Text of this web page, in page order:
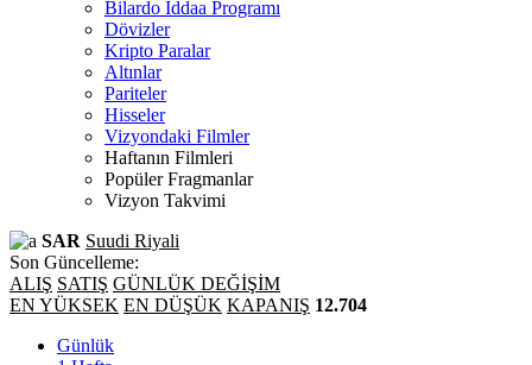
Bilardo İddaa Programı
Dövizler
Kripto Paralar
Altınlar
Pariteler
Hisseler
Vizyondaki Filmler
Haftanın Filmleri
Popüler Fragmanlar
Vizyon Takvimi
SAR Suudi Riyali
Son Güncelleme:
ALIŞ SATIŞ GÜNLÜK DEĞİŞİM
EN YÜKSEK EN DÜŞÜK KAPANIŞ 12.704
Günlük